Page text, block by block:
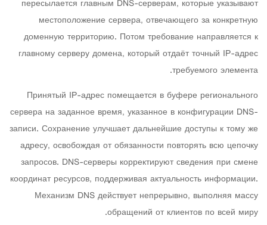
пересылается главным DNS-серверам, которые указывают
местоположение сервера, отвечающего за конкретную
доменную территорию. Потом требование направляется к
главному серверу домена, который отдаёт точный IP-адрес
требуемого элемента.
Принятый IP-адрес помещается в буфере регионального
сервера на заданное время, указанное в конфигурации DNS-
записи. Сохранение улучшает дальнейшие доступы к тому же
адресу, освобождая от обязанности повторять всю цепочку
запросов. DNS-серверы корректируют сведения при смене
координат ресурсов, поддерживая актуальность информации.
Механизм DNS действует непрерывно, выполняя массу
обращений от клиентов по всей миру.